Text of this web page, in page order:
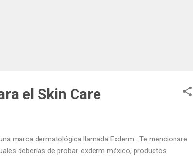
el Skin Care
marca dermatológica llamada Exderm . Te mencionare
deberías de probar. exderm méxico, productos